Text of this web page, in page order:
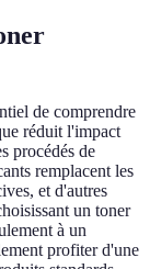
de comprendre
réduit l'impact
procédés de
remplacent les
et d'autres
un toner
à un
profiter d'une